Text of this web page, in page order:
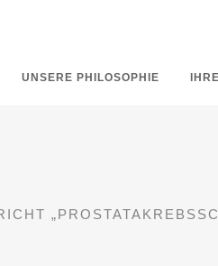
UNSERE PHILOSOPHIE